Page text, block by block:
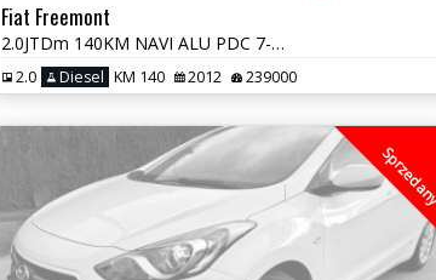
Fiat Freemont
2.0JTDm 140KM NAVI ALU PDC 7-OSÓB KLIMATRONIK OPŁATY GWARANCJA
2.0 Diesel KM 140 2012 239000
Sprzedany